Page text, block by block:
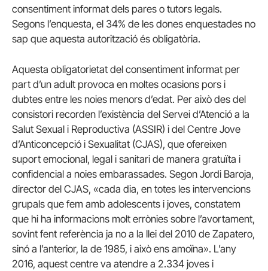
consentiment informat dels pares o tutors legals.
Segons l’enquesta, el 34% de les dones enquestades no
sap que aquesta autorització és obligatòria.
Aquesta obligatorietat del consentiment informat per
part d’un adult provoca en moltes ocasions pors i
dubtes entre les noies menors d’edat. Per això des del
consistori recorden l’existència del Servei d’Atenció a la
Salut Sexual i Reproductiva (ASSIR) i del Centre Jove
d’Anticoncepció i Sexualitat (CJAS), que ofereixen
suport emocional, legal i sanitari de manera gratuïta i
confidencial a noies embarassades. Segon Jordi Baroja,
director del CJAS, «cada dia, en totes les intervencions
grupals que fem amb adolescents i joves, constatem
que hi ha informacions molt errònies sobre l’avortament,
sovint fent referència ja no a la llei del 2010 de Zapatero,
sinó a l’anterior, la de 1985, i això ens amoïna». L’any
2016, aquest centre va atendre a 2.334 joves i